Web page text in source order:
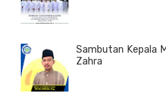
Sambutan Kepala
Zahra